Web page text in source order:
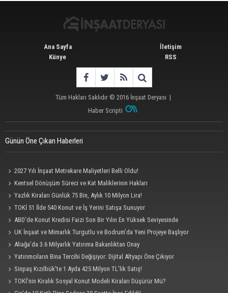
Ana Sayfa
Künye
İletişim
RSS
Tüm Hakları Saklıdır © 2016 İnşaat Deryası |
Haber Scripti
Günün Öne Çıkan Haberleri
2027 Yılı İnşaat Metrekare Maliyetleri Belli Oldu!
Kentsel Dönüşüm Süreci ve Kat Maliklerinin Hakları
Yazlık Kiraları Günlük 75 Bin, Aylık 10 Milyon Lira!
TOKİ 51 İlde 540 Konut ve İş Yerini Satışa Sunuyor
ABD'de Konut Kredisi Faizi Son Bir Yılın En Yüksek Seviyesinde
UK İnşaat ve Mimarlık Turgutlu ve Bodrum’da Yeni Projeye Başlıyor
Aliağa’da 3.6 Milyarlık Yatırıma Bakanlıktan Onay
Yatırımcıların Bina Tercihi Değişiyor: Dijital Altyapı Öne Çıkıyor
Sinpaş Kızılbük'te 1 Ayda 425 Milyon TL'lik Satış!
TOKİ'nin Kiralık Sosyal Konut Modeli Kiraları Düşürür Mü?